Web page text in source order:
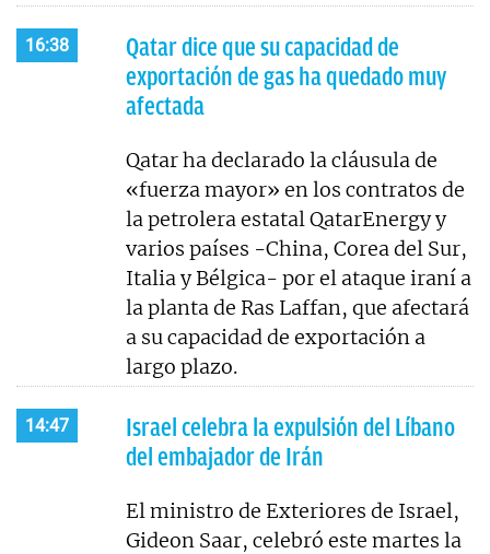
16:38
Qatar dice que su capacidad de
exportación de gas ha quedado muy
afectada
Qatar ha declarado la cláusula de
«fuerza mayor» en los contratos de
la petrolera estatal QatarEnergy y
varios países -China, Corea del Sur,
Italia y Bélgica- por el ataque iraní a
la planta de Ras Laffan, que afectará
a su capacidad de exportación a
largo plazo.
14:47
Israel celebra la expulsión del Líbano
del embajador de Irán
El ministro de Exteriores de Israel,
Gideon Saar, celebró este martes la